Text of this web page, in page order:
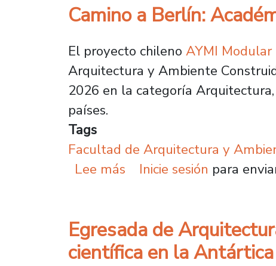
Camino a Berlín:
El proyecto chileno AYMI
Arquitectura y Ambiente
2026 en la categoría
países.
Tags
Facultad de Arquitectura y
Lee más sobre Camino a Berlín:
Inicie sesión para
Egresada de
científica en la Antártica